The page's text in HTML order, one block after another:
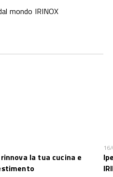
mondo IRINOX
la tua cucina e